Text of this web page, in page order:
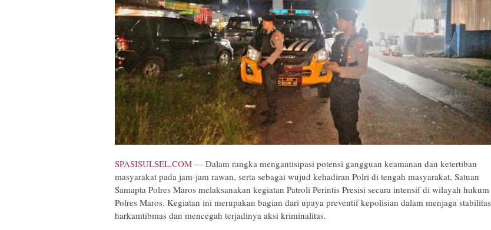
SPASISULSEL.COM — Dalam rangka mengantisipasi potensi gangguan keamanan dan ketertiban
masyarakat pada jam-jam rawan, serta sebagai wujud kehadiran Polri di tengah masyarakat, Satuan
Samapta Polres Maros melaksanakan kegiatan Patroli Perintis Presisi secara intensif di wilayah hukum
Polres Maros. Kegiatan ini merupakan bagian dari upaya preventif kepolisian dalam menjaga stabilitas
harkamtibmas dan mencegah terjadinya aksi kriminalitas.